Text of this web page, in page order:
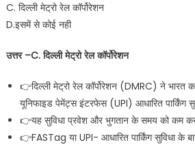
C. दिल्ली मेट्रो रेल कॉर्पोरेशन
D.इसमें से कोई नही
उत्तर –C. दिल्ली मेट्रो रेल कॉर्पोरेशन
👉दिल्ली मेट्रो रेल कॉर्पोरेशन (DMRC) ने भारत
यूनिफाइड पेमेंट्स इंटरफेस (UPI) आधारित पार्किंग
👉यह सुविधा प्रवेश और भुगतान के समय को कम
👉FASTag या UPI- आधारित पार्किंग सुविधा के